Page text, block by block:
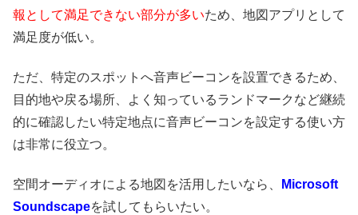
報として満足できない部分が多いため、地図アプリとして
満足度が低い。
ただ、特定のスポットへ音声ビーコンを設置できるため、
目的地や戻る場所、よく知っているランドマークなど継続
的に確認したい特定地点に音声ビーコンを設定する使い方
は非常に役立つ。
空間オーディオによる地図を活用したいなら、
Microsoft
Soundscapeを試してもらいたい。